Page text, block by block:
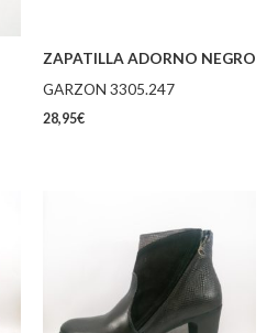
ZAPATILLA ADORNO NEGRO
GARZON 3305.247
28,95€